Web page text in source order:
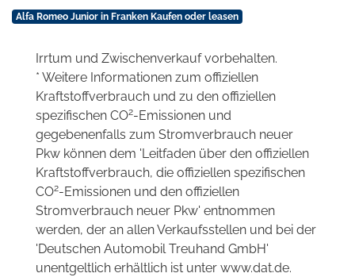
Alfa Romeo Junior in Franken Kaufen oder leasen
Irrtum und Zwischenverkauf vorbehalten.
* Weitere Informationen zum offiziellen
Kraftstoffverbrauch und zu den offiziellen
spezifischen CO2-Emissionen und
gegebenenfalls zum Stromverbrauch neuer
Pkw können dem 'Leitfaden über den offiziellen
Kraftstoffverbrauch, die offiziellen spezifischen
CO2-Emissionen und den offiziellen
Stromverbrauch neuer Pkw' entnommen
werden, der an allen Verkaufsstellen und bei der
'Deutschen Automobil Treuhand GmbH'
unentgeltlich erhältlich ist unter www.dat.de.